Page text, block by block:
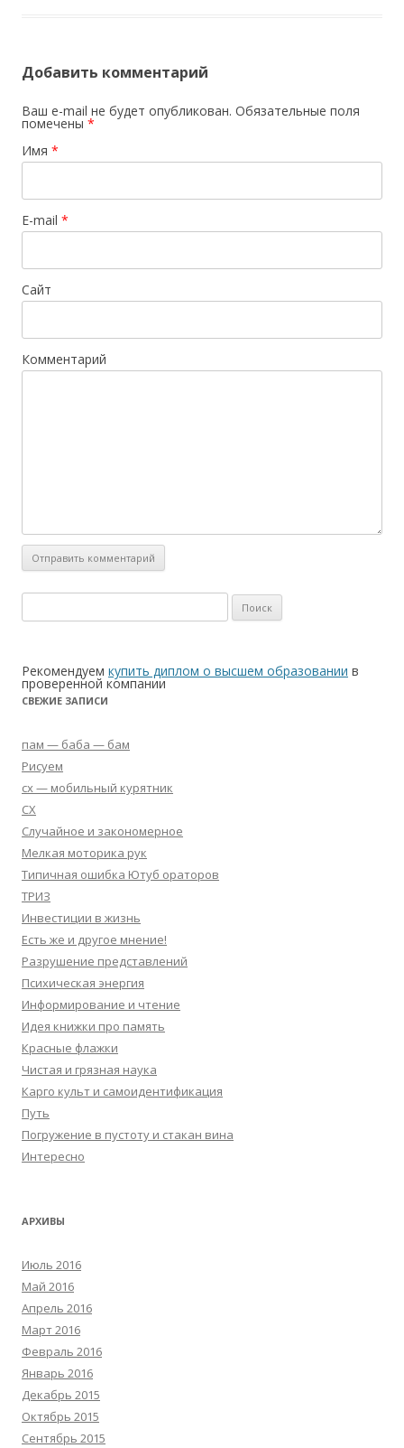
Добавить комментарий
Ваш e-mail не будет опубликован. Обязательные поля
помечены *
Имя *
E-mail *
Сайт
Комментарий
Рекомендуем купить диплом о высшем образовании в
проверенной компании
СВЕЖИЕ ЗАПИСИ
пам — баба — бам
Рисуем
сх — мобильный курятник
СХ
Случайное и закономерное
Мелкая моторика рук
Типичная ошибка Ютуб ораторов
ТРИЗ
Инвестиции в жизнь
Есть же и другое мнение!
Разрушение представлений
Психическая энергия
Информирование и чтение
Идея книжки про память
Красные флажки
Чистая и грязная наука
Карго культ и самоидентификация
Путь
Погружение в пустоту и стакан вина
Интересно
АРХИВЫ
Июль 2016
Май 2016
Апрель 2016
Март 2016
Февраль 2016
Январь 2016
Декабрь 2015
Октябрь 2015
Сентябрь 2015